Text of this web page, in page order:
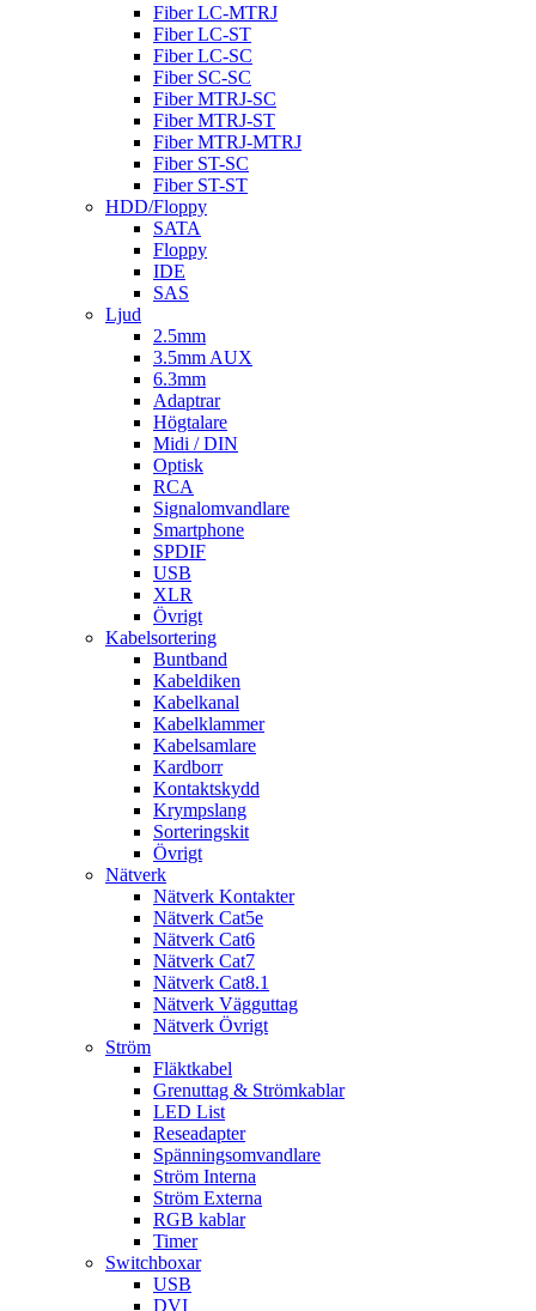
Fiber LC-MTRJ
Fiber LC-ST
Fiber LC-SC
Fiber SC-SC
Fiber MTRJ-SC
Fiber MTRJ-ST
Fiber MTRJ-MTRJ
Fiber ST-SC
Fiber ST-ST
HDD/Floppy
SATA
Floppy
IDE
SAS
Ljud
2.5mm
3.5mm AUX
6.3mm
Adaptrar
Högtalare
Midi / DIN
Optisk
RCA
Signalomvandlare
Smartphone
SPDIF
USB
XLR
Övrigt
Kabelsortering
Buntband
Kabeldiken
Kabelkanal
Kabelklammer
Kabelsamlare
Kardborr
Kontaktskydd
Krympslang
Sorteringskit
Övrigt
Nätverk
Nätverk Kontakter
Nätverk Cat5e
Nätverk Cat6
Nätverk Cat7
Nätverk Cat8.1
Nätverk Vägguttag
Nätverk Övrigt
Ström
Fläktkabel
Grenuttag & Strömkablar
LED List
Reseadapter
Spänningsomvandlare
Ström Interna
Ström Externa
RGB kablar
Timer
Switchboxar
USB
DVI